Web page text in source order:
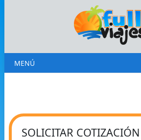
MENÚ
SOLICITAR